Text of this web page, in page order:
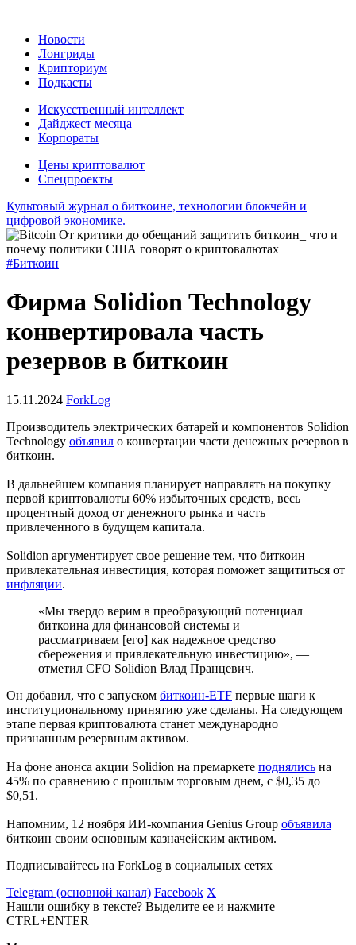
Новости
Лонгриды
Крипториум
Подкасты
Искусственный интеллект
Дайджест месяца
Корпораты
Цены криптовалют
Спецпроекты
Культовый журнал о биткоине, технологии блокчейн и
цифровой экономике.
#Биткоин
Фирма Solidion Technology
конвертировала часть
резервов в биткоин
15.11.2024 ForkLog
Производитель электрических батарей и компонентов Solidion
Technology объявил о конвертации части денежных резервов в
биткоин.
В дальнейшем компания планирует направлять на покупку
первой криптовалюты 60% избыточных средств, весь
процентный доход от денежного рынка и часть
привлеченного в будущем капитала.
Solidion аргументирует свое решение тем, что биткоин —
привлекательная инвестиция, которая поможет защититься от
инфляции.
«Мы твердо верим в преобразующий потенциал
биткоина для финансовой системы и
рассматриваем [его] как надежное средство
сбережения и привлекательную инвестицию», —
отметил CFO Solidion Влад Пранцевич.
Он добавил, что с запуском биткоин-ETF первые шаги к
институциональному принятию уже сделаны. На следующем
этапе первая криптовалюта станет международно
признанным резервным активом.
На фоне анонса акции Solidion на премаркете поднялись на
45% по сравнению с прошлым торговым днем, с $0,35 до
$0,51.
Напомним, 12 ноября ИИ-компания Genius Group объявила
биткоин своим основным казначейским активом.
Подписывайтесь на ForkLog в социальных сетях
Telegram (основной канал) Facebook X
Нашли ошибку в тексте? Выделите ее и нажмите
CTRL+ENTER